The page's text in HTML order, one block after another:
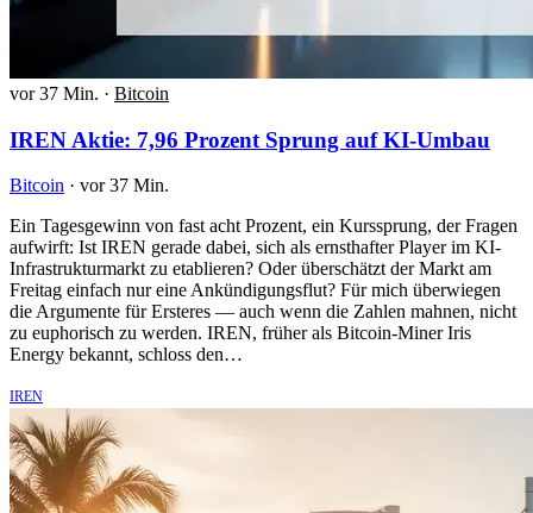
vor 37 Min. · Bitcoin
IREN Aktie: 7,96 Prozent Sprung auf KI-Umbau
Bitcoin · vor 37 Min.
Ein Tagesgewinn von fast acht Prozent, ein Kurssprung, der Fragen
aufwirft: Ist IREN gerade dabei, sich als ernsthafter Player im KI-
Infrastrukturmarkt zu etablieren? Oder überschätzt der Markt am
Freitag einfach nur eine Ankündigungsflut? Für mich überwiegen
die Argumente für Ersteres — auch wenn die Zahlen mahnen, nicht
zu euphorisch zu werden. IREN, früher als Bitcoin-Miner Iris
Energy bekannt, schloss den…
IREN